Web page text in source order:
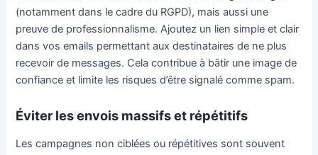
(notamment dans le cadre du RGPD), mais aussi une
preuve de professionnalisme. Ajoutez un lien simple et clair
dans vos emails permettant aux destinataires de ne plus
recevoir de messages. Cela contribue à bâtir une image de
confiance et limite les risques d’être signalé comme spam.
Éviter les envois massifs et répétitifs
Les campagnes non ciblées ou répétitives sont souvent